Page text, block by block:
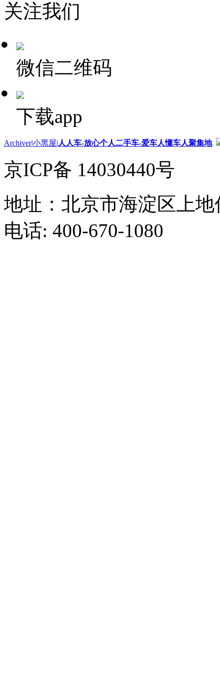
关注我们
微信二维码
下载app
Archiver|小黑屋| 人人车-放心个人二手车-爱车人懂车人聚集地
京ICP备 14030440号
地址：北京市海淀区上
电话: 400-670-1080